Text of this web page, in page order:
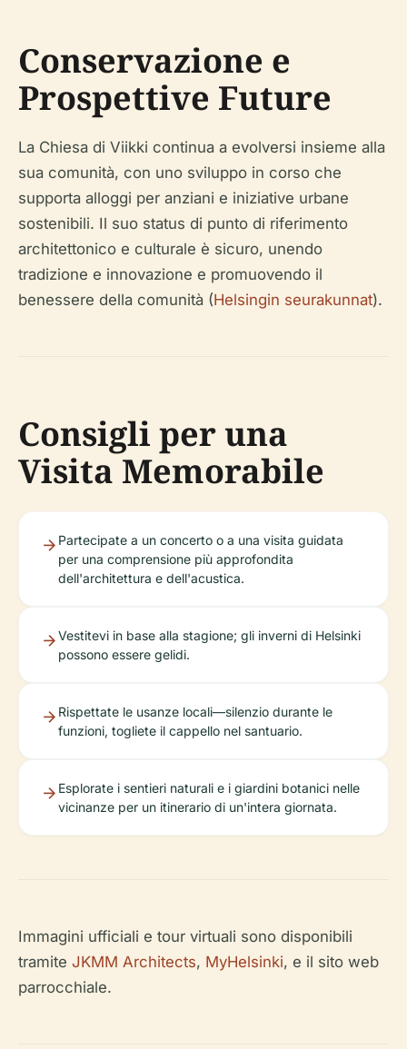
Conservazione e
Prospettive Future
La Chiesa di Viikki continua a evolversi insieme alla
sua comunità, con uno sviluppo in corso che
supporta alloggi per anziani e iniziative urbane
sostenibili. Il suo status di punto di riferimento
architettonico e culturale è sicuro, unendo
tradizione e innovazione e promuovendo il
benessere della comunità (Helsingin seurakunnat).
Consigli per una
Visita Memorabile
Partecipate a un concerto o a una visita guidata
per una comprensione più approfondita
dell'architettura e dell'acustica.
Vestitevi in base alla stagione; gli inverni di Helsinki
possono essere gelidi.
Rispettate le usanze locali—silenzio durante le
funzioni, togliete il cappello nel santuario.
Esplorate i sentieri naturali e i giardini botanici nelle
vicinanze per un itinerario di un'intera giornata.
Immagini ufficiali e tour virtuali sono disponibili
tramite JKMM Architects, MyHelsinki, e il sito web
parrocchiale.